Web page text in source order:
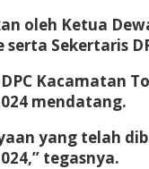
oleh Ketua
Sekertaris
Kacamatan
mendatang.
yang telah
tegasnya.